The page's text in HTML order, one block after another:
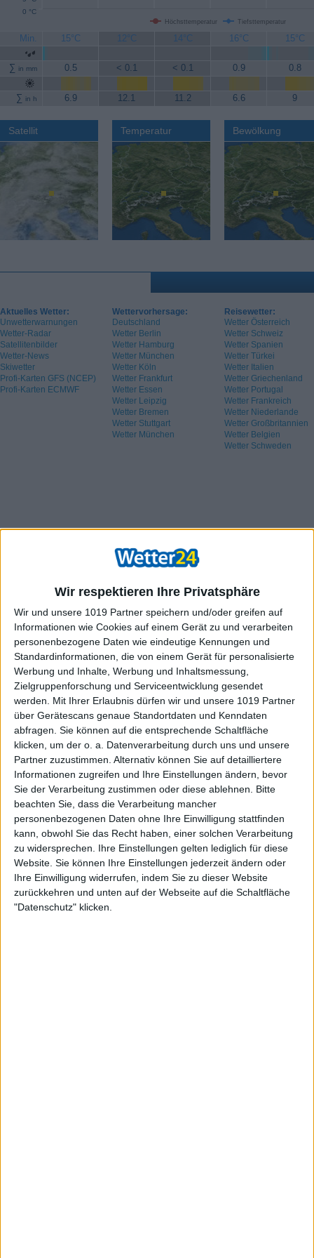
Wir respektieren Ihre Privatsphäre
Wir und unsere 1019 Partner speichern und/oder greifen auf
Informationen wie Cookies auf einem Gerät zu und verarbeiten
personenbezogene Daten wie eindeutige Kennungen und
Standardinformationen, die von einem Gerät für personalisierte
Werbung und Inhalte, Werbung und Inhaltsmessung,
Zielgruppenforschung und Serviceentwicklung gesendet
werden.
Mit Ihrer Erlaubnis dürfen wir und unsere 1019 Partner
über Gerätescans genaue Standortdaten und Kenndaten
abfragen. Sie können auf die entsprechende Schaltfläche
klicken, um der o. a. Datenverarbeitung durch uns und unsere
Partner zuzustimmen. Alternativ können Sie auf detailliertere
Informationen zugreifen und Ihre Einstellungen ändern, bevor
Sie der Verarbeitung zustimmen oder diese ablehnen.
Bitte
beachten Sie, dass die Verarbeitung mancher
personenbezogenen Daten ohne Ihre Einwilligung stattfinden
kann, obwohl Sie das Recht haben, einer solchen Verarbeitung
zu widersprechen. Ihre Einstellungen gelten lediglich für diese
Website. Sie können Ihre Einstellungen jederzeit ändern oder
Ihre Einwilligung widerrufen, indem Sie zu dieser Website
zurückkehren und unten auf der Webseite auf die Schaltfläche
"Datenschutz" klicken.
Höchsttemperatur Tiefsttemperatur
0 °C
Min. 15°C 12°C 14°C 16°C 15°C
∑ in mm 0.5 < 0.1 < 0.1 0.9 0.8
∑ in h 6.9 12.1 11.2 6.6 9
Satellit Temperatur Bewölkung
Aktuelles Wetter:
Unwetterwarnungen
Wetter-Radar
Satellitenbilder
Wetter-News
Skiwetter
Profi-Karten GFS (NCEP)
Profi-Karten ECMWF
Wettervorhersage:
Deutschland
Wetter Berlin
Wetter Hamburg
Wetter München
Wetter Köln
Wetter Frankfurt
Wetter Essen
Wetter Leipzig
Wetter Bremen
Wetter Stuttgart
Wetter München
Reisewetter:
Wetter Österreich
Wetter Schweiz
Wetter Spanien
Wetter Türkei
Wetter Italien
Wetter Griechenland
Wetter Portugal
Wetter Frankreich
Wetter Niederlande
Wetter Großbritannien
Wetter Belgien
Wetter Schweden